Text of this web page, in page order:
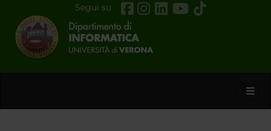
Segui su